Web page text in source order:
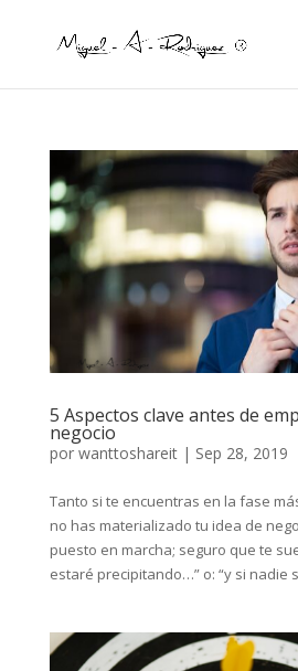
5 Aspectos clave antes de
negocio
por wanttoshareit| Sep 28, 2019
Tanto si te encuentras en la fase
no has materializado tu idea de
puesto en marcha; seguro que te
estaré precipitando…” o: “y si nadie